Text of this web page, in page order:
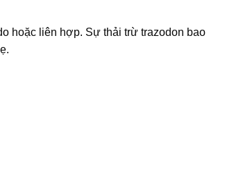
hoặc liên hợp. Sự thải trừ trazodon bao